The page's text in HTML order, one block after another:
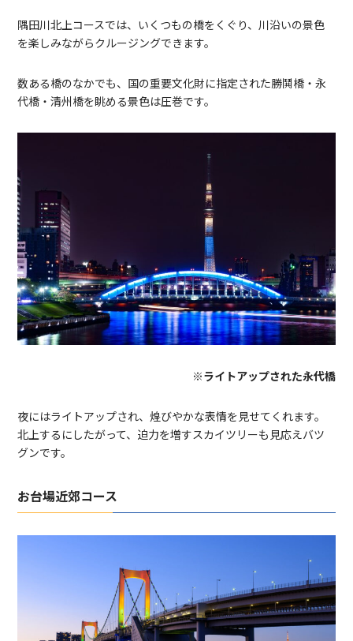
隅田川北上コースでは、いくつもの橋をくぐり、川沿いの景色
を楽しみながらクルージングできます。
数ある橋のなかでも、国の重要文化財に指定された勝鬨橋・永
代橋・清州橋を眺める景色は圧巻です。
※ライトアップされた永代橋
夜にはライトアップされ、煌びやかな表情を見せてくれます。
北上するにしたがって、迫力を増すスカイツリーも見応えバツ
グンです。
お台場近郊コース